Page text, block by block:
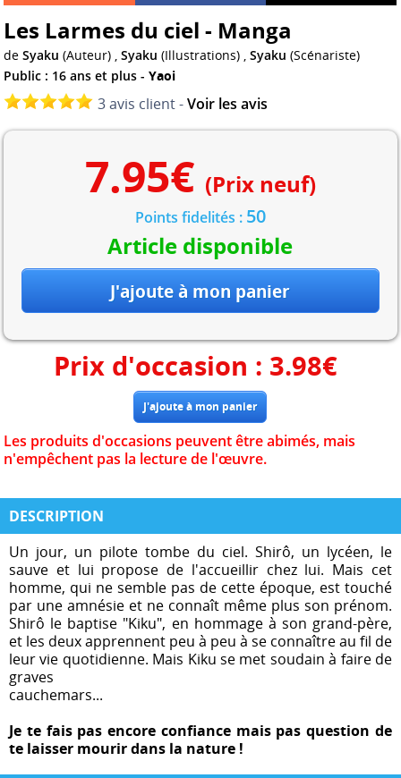
Les Larmes du ciel - Manga
deSyaku (Auteur) ,Syaku (Illustrations) ,Syaku (Scénariste)
Public : 16 ans et plus -Yaoi
3 avis client -Voir les avis
7.95€ (Prix neuf)
Points fidelités : 50
Article disponible
Prix d'occasion : 3.98€
Les produits d'occasions peuvent être abimés, mais
n'empêchent pas la lecture de l'œuvre.
DESCRIPTION
Un jour, un pilote tombe du ciel. Shirô, un lycéen, le
sauve et lui propose de l'accueillir chez lui. Mais cet
homme, qui ne semble pas de cette époque, est touché
par une amnésie et ne connaît même plus son prénom.
Shirô le baptise "Kiku", en hommage à son grand-père,
et les deux apprennent peu à peu à se connaître au fil de
leur vie quotidienne. Mais Kiku se met soudain à faire de
graves
cauchemars...
Je te fais pas encore confiance mais pas question de
te laisser mourir dans la nature !